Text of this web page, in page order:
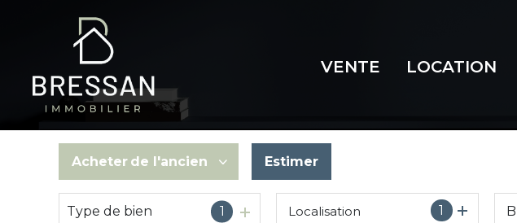
VENTE LOCATION
Acheter de l'ancien
De l'ancien
Estimer
Type de bien 1 1
Localisation